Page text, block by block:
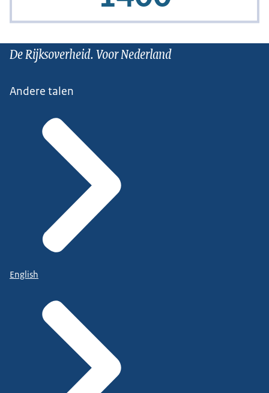
De Rijksoverheid. Voor Nederland
Andere talen
English